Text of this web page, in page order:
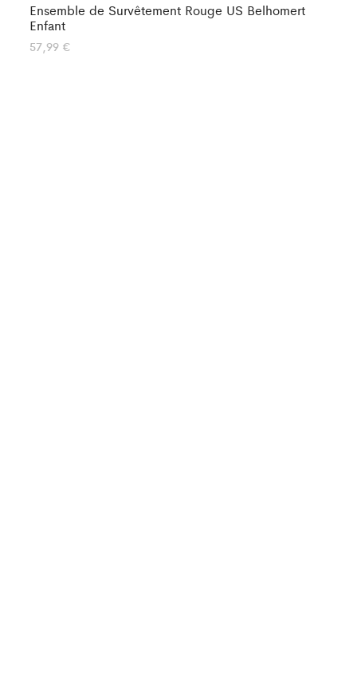
Ensemble de Survêtement Rouge US Belhomert
Enfant
57,99 €